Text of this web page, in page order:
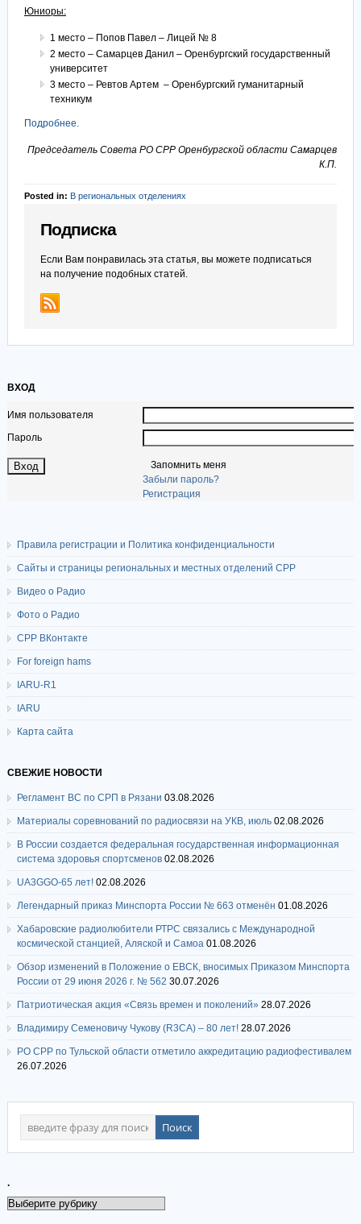
Юниоры:
1 место – Попов Павел – Лицей № 8
2 место – Самарцев Данил – Оренбургский государственный
университет
3 место – Ревтов Артем – Оренбургский гуманитарный
техникум
Подробнее.
Председатель Совета РО СРР Оренбургской области Самарцев
К.П.
Posted in: В региональных отделениях
Подписка
Если Вам понравилась эта статья, вы можете подписаться
на получение подобных статей.
ВХОД
Имя пользователя
Пароль
Запомнить меня
Забыли пароль?
Регистрация
Правила регистрации и Политика конфиденциальности
Сайты и страницы региональных и местных отделений СРР
Видео о Радио
Фото о Радио
СРР ВКонтакте
For foreign hams
IARU-R1
IARU
Карта сайта
СВЕЖИЕ НОВОСТИ
Регламент ВС по СРП в Рязани 03.08.2026
Материалы соревнований по радиосвязи на УКВ, июль 02.08.2026
В России создается федеральная государственная информационная
система здоровья спортсменов 02.08.2026
UA3GGO-65 лет! 02.08.2026
Легендарный приказ Минспорта России № 663 отменён 01.08.2026
Хабаровские радиолюбители РТРС связались с Международной
космической станцией, Аляской и Самоа 01.08.2026
Обзор изменений в Положение о ЕВСК, вносимых Приказом Минспорта
России от 29 июня 2026 г. № 562 30.07.2026
Патриотическая акция «Связь времен и поколений» 28.07.2026
Владимиру Семеновичу Чукову (R3CA) – 80 лет! 28.07.2026
РО СРР по Тульской области отметило аккредитацию радиофестивалем
26.07.2026
.